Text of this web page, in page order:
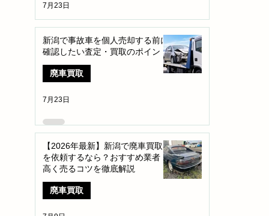
7月23日
新潟で事故車を個人売却する前に
確認したい査定・買取のポイント
廃車買取
7月23日
【2026年最新】新潟で廃車買取
を依頼するなら？おすすめ業者・
高く売るコツを徹底解説
廃車買取